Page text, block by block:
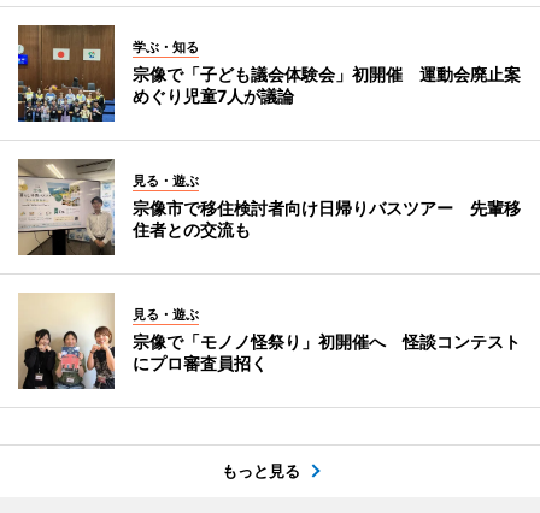
学ぶ・知る
宗像で「子ども議会体験会」初開催 運動会廃止案
めぐり児童7人が議論
見る・遊ぶ
宗像市で移住検討者向け日帰りバスツアー 先輩移
住者との交流も
見る・遊ぶ
宗像で「モノノ怪祭り」初開催へ 怪談コンテスト
にプロ審査員招く
もっと見る